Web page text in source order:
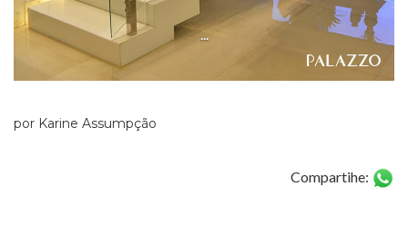
...
por Karine Assumpção
Compartihe: